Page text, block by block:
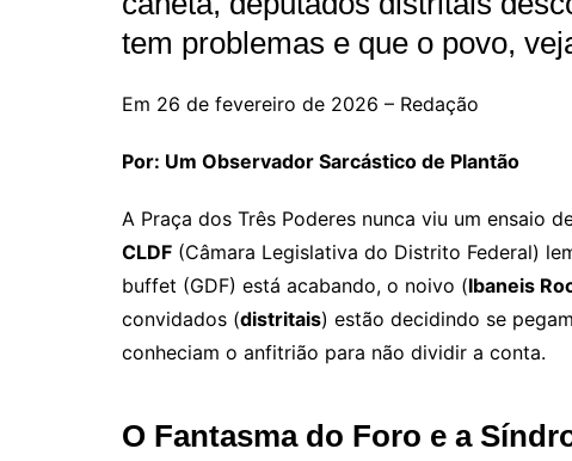
tem problemas e que o povo,
Em 26 de fevereiro de 2026 – Redação
Por: Um Observador Sarcástico de Plantão
A Praça dos Três Poderes nunca viu um ensaio
CLDF (Câmara Legislativa do Distrito Federal)
buffet (GDF) está acabando, o noivo (Ibaneis
convidados (distritais) estão decidindo se
conheciam o anfitrião para não dividir a conta.
O Fantasma do Foro e a